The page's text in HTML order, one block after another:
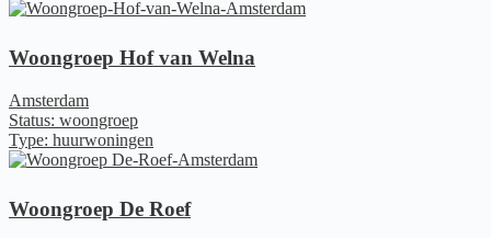
Woongroep Hof van Welna
Amsterdam
Status: woongroep
Type: huurwoningen
Woongroep De Roef